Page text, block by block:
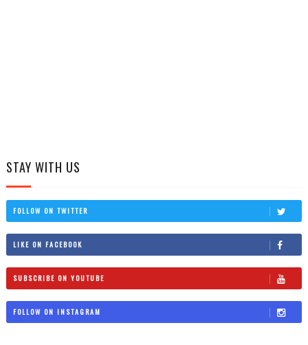
STAY WITH US
FOLLOW ON TWITTER
LIKE ON FACEBOOK
SUBSCRIBE ON YOUTUBE
FOLLOW ON INSTAGRAM